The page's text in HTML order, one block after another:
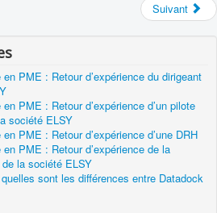
Suivant
PME : Retour d’expérience du dirigeant
PME : Retour d’expérience d’un pilote
société ELSY
PME : Retour d’expérience d’une DRH
PME : Retour d’expérience de la
la société ELSY
sont les différences entre Datadock